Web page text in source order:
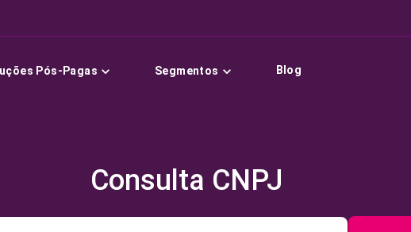
Pós-Pagas Segmentos Blog
Consulta CNPJ